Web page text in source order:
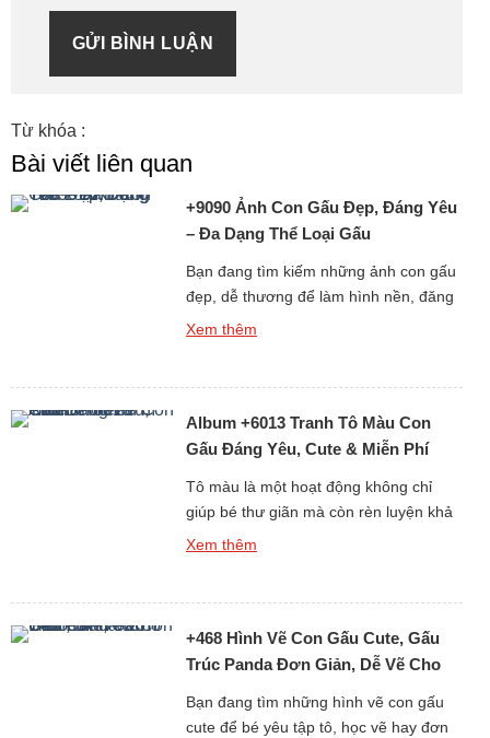
GỬI BÌNH LUẬN
Từ khóa :
Bài viết liên quan
+9090 Ảnh Con Gấu Đẹp, Đáng Yêu
– Đa Dạng Thể Loại Gấu
Bạn đang tìm kiếm những ảnh con gấu
đẹp, dễ thương để làm hình nền, đăng
story, hoặc chia sẻ với bạn bè? Bộ sưu
ngầu, đến những ảnh gấu […]
Xem thêm
Album +6013 Tranh Tô Màu Con
Gấu Đáng Yêu, Cute & Miễn Phí
Tô màu là một hoạt động không chỉ
giúp bé thư giãn mà còn rèn luyện khả
năng tư duy, sự kiên nhẫn và óc sáng
tập hơn 6013 […]
Xem thêm
+468 Hình Vẽ Con Gấu Cute, Gấu
Trúc Panda Đơn Giản, Dễ Vẽ Cho
Bạn đang tìm những hình vẽ con gấu
cute để bé yêu tập tô, học vẽ hay đơn